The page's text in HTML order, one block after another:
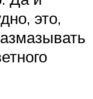
это,